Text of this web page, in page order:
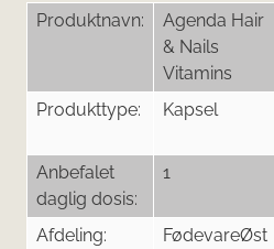
Produktnavn:
Agenda Hair
& Nails
Vitamins
Produkttype: Kapsel
Anbefalet
daglig dosis:
1
Afdeling:
FødevareØst